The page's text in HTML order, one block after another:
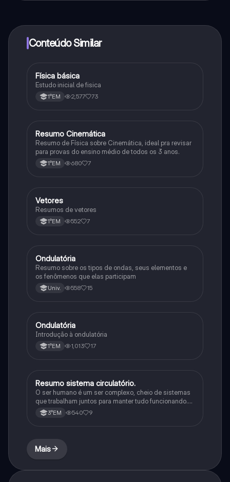
Conteúdo Similar
Física
Física básica
Estudo inicial de fisica
1°EM 2,577 73
Física
Resumo Cinemática
Resumo de Física sobre Cinemática, ideal pra revisar
para provas do ensino médio de todos os 3 anos.
1°EM 680 7
Física
Vetores
Resumos de vetores
1°EM 552 7
Física
Ondulatória
Resumo sobre os tipos de ondas, seus elementos e
os fenômenos que elas participam
Univ. 558 15
Física
Ondulatória
Introdução à ondulatória
1°EM 1,013 17
Física
Resumo sistema circulatório.
O ser humano é um ser complexo, cheio de sistemas
que trabalham juntos para manter tudo funcionando.
Tem inteligência, se comunica de várias formas e
consegue se adaptar a diferentes situações.
3°EM 540 9
Mais